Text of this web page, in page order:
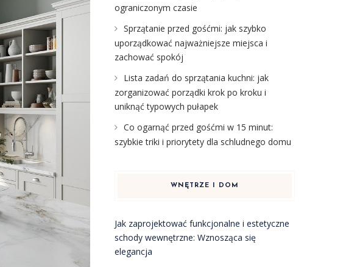
ograniczonym czasie
Sprzątanie przed gośćmi: jak szybko
uporządkować najważniejsze miejsca i
zachować spokój
Lista zadań do sprzątania kuchni: jak
zorganizować porządki krok po kroku i
uniknąć typowych pułapek
Co ogarnąć przed gośćmi w 15 minut:
szybkie triki i priorytety dla schludnego domu
WNĘTRZE I DOM
Jak zaprojektować funkcjonalne i estetyczne
schody wewnętrzne: Wznosząca się
elegancja